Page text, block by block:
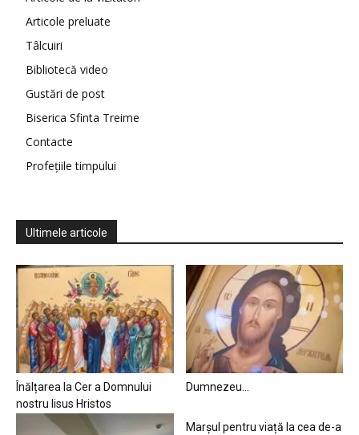
Articole preluate
Tâlcuiri
Bibliotecă video
Gustări de post
Biserica Sfinta Treime
Contacte
Profețiile timpului
Ultimele articole
Înălțarea la Cer a Domnului
nostru Iisus Hristos
Dumnezeu…
Marșul pentru viață la cea de-a